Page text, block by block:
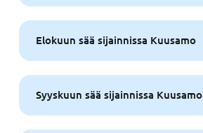
Elokuun sää sijainnissa Kuusamo
Syyskuun sää sijainnissa Kuusamo